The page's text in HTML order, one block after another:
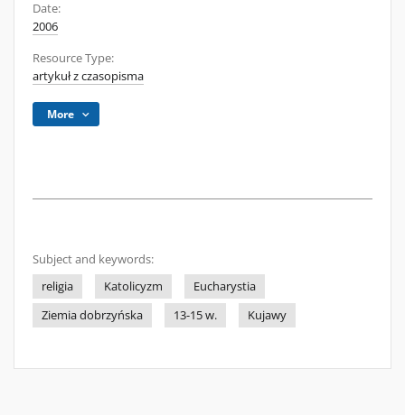
Date:
2006
Resource Type:
artykuł z czasopisma
More
Subject and keywords:
religia
Katolicyzm
Eucharystia
Ziemia dobrzyńska
13-15 w. Kujawy